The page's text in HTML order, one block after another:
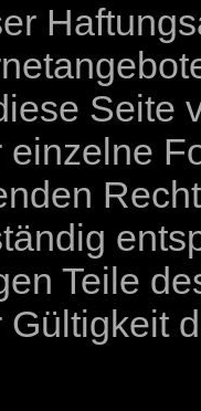
Seite
einzelne
Teile
Gültigkeit